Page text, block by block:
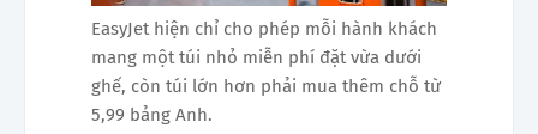
EasyJet hiện chỉ cho phép mỗi hành khách
mang một túi nhỏ miễn phí đặt vừa dưới
ghế, còn túi lớn hơn phải mua thêm chỗ từ
5,99 bảng Anh.